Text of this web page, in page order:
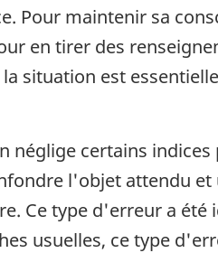
Pour maintenir sa
en tirer des
situation est
certains
l'objet attendu
Ce type d'erreur a été
usuelles, ce type